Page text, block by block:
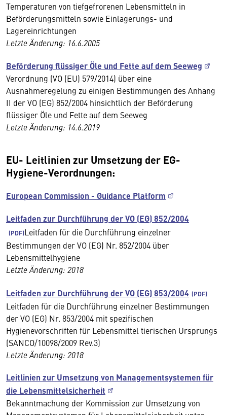
Temperaturen von tiefgefrorenen Lebensmitteln in
Beförderungsmitteln sowie Einlagerungs- und
Lagereinrichtungen
Letzte Änderung: 16.6.2005
Beförderung flüssiger Öle und Fette auf dem Seeweg
Verordnung (VO (EU) 579/2014) über eine
Ausnahmeregelung zu einigen Bestimmungen des Anhang
II der VO (EG) 852/2004 hinsichtlich der Beförderung
flüssiger Öle und Fette auf dem Seeweg
Letzte Änderung: 14.6.2019
EU- Leitlinien zur Umsetzung der EG-
Hygiene-Verordnungen:
European Commission - Guidance Platform
Leitfaden zur Durchführung der VO (EG) 852/2004
Leitfaden für die Durchführung einzelner
Bestimmungen der VO (EG) Nr. 852/2004 über
Lebensmittelhygiene
Letzte Änderung: 2018
Leitfaden zur Durchführung der VO (EG) 853/2004
Leitfaden für die Durchführung einzelner Bestimmungen
der VO (EG) Nr. 853/2004 mit spezifischen
Hygienevorschriften für Lebensmittel tierischen Ursprungs
(SANCO/10098/2009 Rev.3)
Letzte Änderung: 2018
Leitlinien zur Umsetzung von Managementsystemen für
die Lebensmittelsicherheit
Bekanntmachung der Kommission zur Umsetzung von